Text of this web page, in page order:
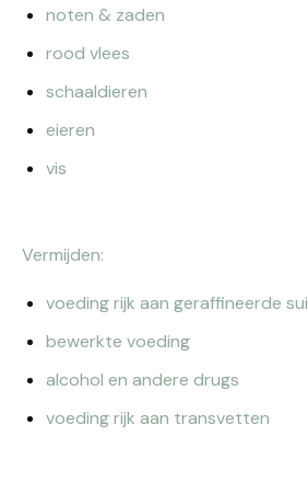
noten & zaden
rood vlees
schaaldieren
eieren
vis
Vermijden:
voeding rijk aan geraffineerde
bewerkte voeding
alcohol en andere drugs
voeding rijk aan transvetten